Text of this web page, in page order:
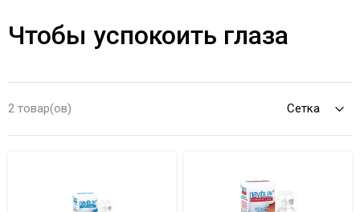
Чтобы успокоить глаза
2 товар(ов)